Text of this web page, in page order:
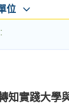
位
知實踐大學